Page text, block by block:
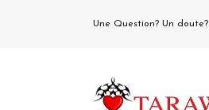
Une Question? Un doute?